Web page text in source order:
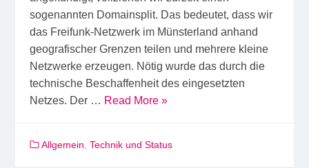
sogenannten Domainsplit. Das bedeutet, dass wir
das Freifunk-Netzwerk im Münsterland anhand
geografischer Grenzen teilen und mehrere kleine
Netzwerke erzeugen. Nötig wurde das durch die
technische Beschaffenheit des eingesetzten
Netzes. Der … Read More »
Allgemein Technik und Status